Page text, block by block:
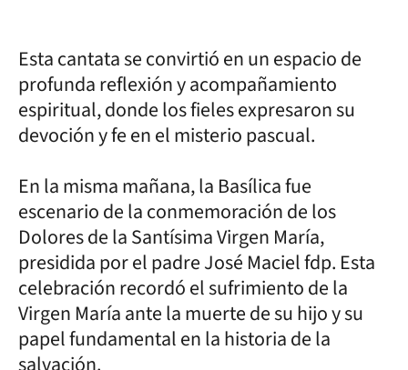
Esta cantata se convirtió en un espacio de
profunda reflexión y acompañamiento
espiritual, donde los fieles expresaron su
devoción y fe en el misterio pascual.
En la misma mañana, la Basílica fue
escenario de la conmemoración de los
Dolores de la Santísima Virgen María,
presidida por el padre José Maciel fdp. Esta
celebración recordó el sufrimiento de la
Virgen María ante la muerte de su hijo y su
papel fundamental en la historia de la